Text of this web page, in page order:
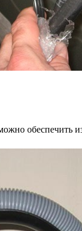
обеспечить